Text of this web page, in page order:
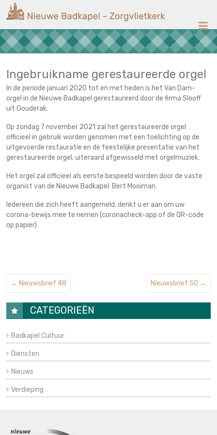
naar
inhoud
Nieuwe
Badkapel
Kerk
Ingebruikname gerestaureerde orgel
In de periode januari 2020 tot en met heden is het Van Dam-
orgel in de Nieuwe Badkapel gerestaureerd door de firma Slooff
uit Gouderak.
Op zondag 7 november 2021 zal het gerestaureerde orgel
officieel in gebruik worden genomen met een toelichting op de
uitgevoerde restauratie en de feestelijke presentatie van het
gerestaureerde orgel, uiteraard afgewisseld met orgelmuziek.
Het orgel zal officieel als eerste bespeeld worden door de vaste
organist van de Nieuwe Badkapel: Bert Mooiman.
Iedereen die zich heeft aangemeld, denkt u er aan om uw
corona-bewijs mee te nemen (coronacheck-app of de QR-code
op papier)
← Nieuwsbrief 48 Nieuwsbrief 50 →
CATEGORIEËN
Badkapel Cultuur
Diensten
Nieuws
Verdieping